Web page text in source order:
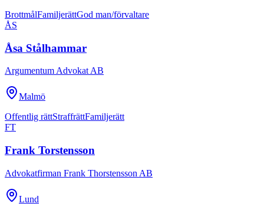
BrottmålFamiljerättGod man/förvaltare
ÅS
Åsa Stålhammar
Argumentum Advokat AB
Malmö
Offentlig rättStraffrättFamiljerätt
FT
Frank Torstensson
Advokatfirman Frank Thorstensson AB
Lund